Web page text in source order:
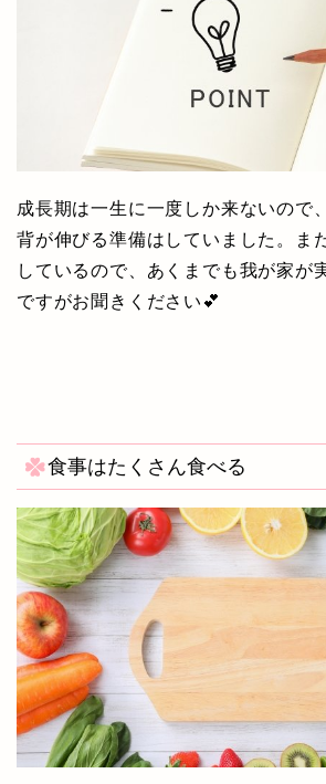
成長期は一生に一度しか来ないので
背が伸びる準備はしていました。ま
しているので、あくまでも我が家が
ですがお聞きください💕
食事はたくさん食べる